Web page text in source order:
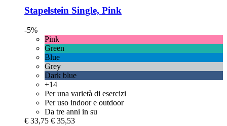
Stapelstein Single, Pink
-5%
Pink
Green
Blue
Grey
Dark blue
+14
Per una varietà di esercizi
Per uso indoor e outdoor
Da tre anni in su
€ 33,75 € 35,53